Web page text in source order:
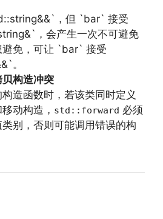
，但 `bar` 接受
，会产生一次不可避免
避免，可让 `bar` 接受
。
构造冲突
造函数时，若该类同时定义
动构造， std::forward 必须
别，否则可能调用错误的构